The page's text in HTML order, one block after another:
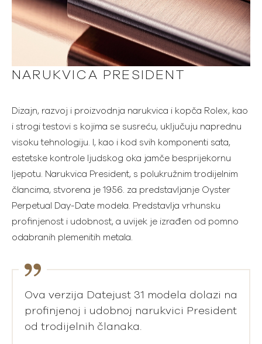
NARUKVICA PRESIDENT
Dizajn, razvoj i proizvodnja narukvica i kopča Rolex, kao
i strogi testovi s kojima se susreću, uključuju naprednu
visoku tehnologiju. I, kao i kod svih komponenti sata,
estetske kontrole ljudskog oka jamče besprijekornu
ljepotu. Narukvica President, s polukružnim trodijelnim
člancima, stvorena je 1956. za predstavljanje Oyster
Perpetual Day-Date modela. Predstavlja vrhunsku
profinjenost i udobnost, a uvijek je izrađen od pomno
odabranih plemenitih metala.
Ova verzija Datejust 31 modela dolazi na
profinjenoj i udobnoj narukvici President
od trodijelnih članaka.